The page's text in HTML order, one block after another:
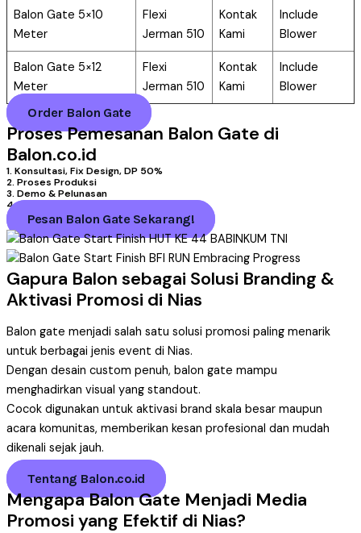
Balon Gate 5×10
Meter
Flexi
Jerman 510
Kontak
Kami
Include
Blower
Balon Gate 5×12
Meter
Flexi
Jerman 510
Kontak
Kami
Include
Blower
Order Balon Gate
Proses Pemesanan Balon Gate di
Balon.co.id
1. Konsultasi, Fix Design, DP 50%
2. Proses Produksi
3. Demo & Pelunasan
4. Pengiriman
Pesan Balon Gate Sekarang!
Gapura Balon sebagai Solusi Branding &
Aktivasi Promosi di Nias
Balon gate menjadi salah satu solusi promosi paling menarik
untuk berbagai jenis event di Nias.
Dengan desain custom penuh, balon gate mampu
menghadirkan visual yang standout.
Cocok digunakan untuk aktivasi brand skala besar maupun
acara komunitas, memberikan kesan profesional dan mudah
dikenali sejak jauh.
Tentang Balon.co.id
Mengapa Balon Gate Menjadi Media
Promosi yang Efektif di Nias?